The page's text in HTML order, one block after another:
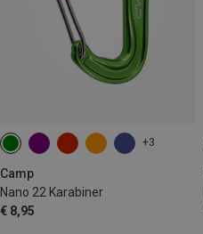
+3
Camp
Nano 22 Karabiner
€ 8,95